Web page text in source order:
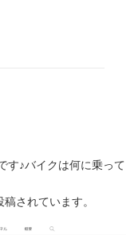
す♪バイクは何に乗って
されています。